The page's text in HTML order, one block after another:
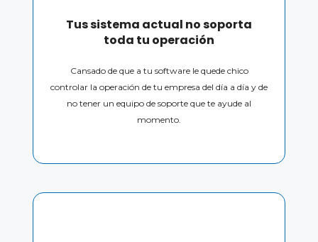
Tus sistema actual no soporta
toda tu operación
Cansado de que a tu software le quede chico
controlar la operación de tu empresa del día a día y de
no tener un equipo de soporte que te ayude al
momento.